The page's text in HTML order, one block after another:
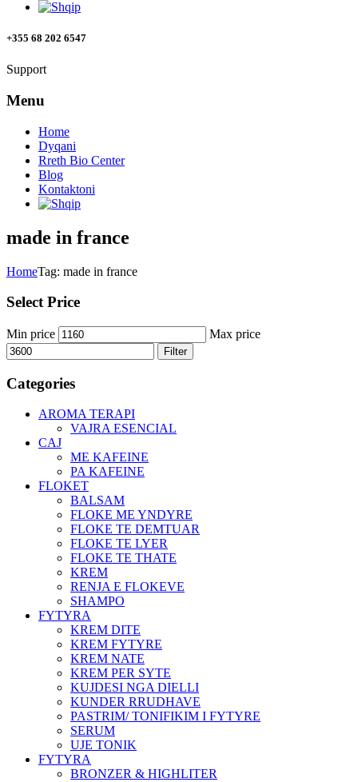
+355 68 202 6547
Support
Menu
Home
Dyqani
Rreth Bio Center
Blog
Kontaktoni
made in france
HomeTag: made in france
Select Price
Min price Max price
Filter
Categories
AROMA TERAPI
VAJRA ESENCIAL
CAJ
ME KAFEINE
PA KAFEINE
FLOKET
BALSAM
FLOKE ME YNDYRE
FLOKE TE DEMTUAR
FLOKE TE LYER
FLOKE TE THATE
KREM
RENJA E FLOKEVE
SHAMPO
FYTYRA
KREM DITE
KREM FYTYRE
KREM NATE
KREM PER SYTE
KUJDESI NGA DIELLI
KUNDER RRUDHAVE
PASTRIM/ TONIFIKIM I FYTYRE
SERUM
UJE TONIK
FYTYRA
BRONZER & HIGHLITER